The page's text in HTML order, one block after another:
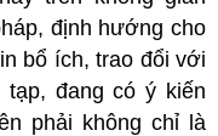
định hướng cho
bổ ích, trao đổi với
đang có ý kiến
phải không chỉ là